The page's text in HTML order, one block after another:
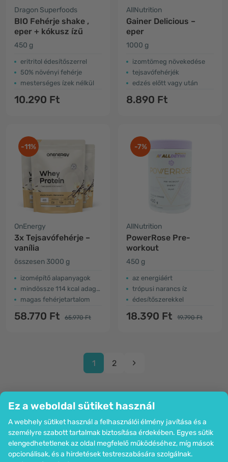
Ez a weboldal sütiket használ
A webhely sütiket használ a felhasználói élmény javítása és a
személyre szabott tartalmak biztosítása érdekében. Egyes sütik
elengedhetetlenek az oldal megfelelő működéséhez, míg mások
opcionálisak, és a hirdetések testreszabására szolgálnak.
Dragon Superfoods
BIO Fehérje shake ,
eper + kókusz ízű
450 g
eritritol édesítőszerrel
50% növényi fehérje
mesterséges ízek nélkül
10.290 Ft
AllNutrition
Gainer Delicious –
eper
1000 g
izomtömeg növekedése
tejsavófehérjék
edzés előtt vagy után
8.890 Ft
-11%
OnEnergy
3x Tejsavófehérje –
vanília
összesen 3000 g
izomépítő alapanyagok
mindössze 114 kcal adagonként
magas fehérjetartalom
58.770 Ft 65.970 Ft
-7%
AllNutrition
PowerRose Pre-
workout
450 g
az energiáért
trópusi narancs íz
édesítőszerekkel
18.390 Ft 19.790 Ft
1 2
Cég
Információk
Csatlakozzon hozzánk